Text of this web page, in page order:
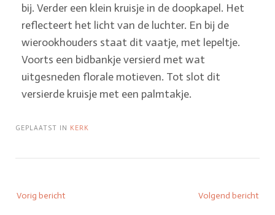
bij. Verder een klein kruisje in de doopkapel. Het
reflecteert het licht van de luchter. En bij de
wierookhouders staat dit vaatje, met lepeltje.
Voorts een bidbankje versierd met wat
uitgesneden florale motieven. Tot slot dit
versierde kruisje met een palmtakje.
GEPLAATST IN KERK
Vorig bericht Volgend bericht